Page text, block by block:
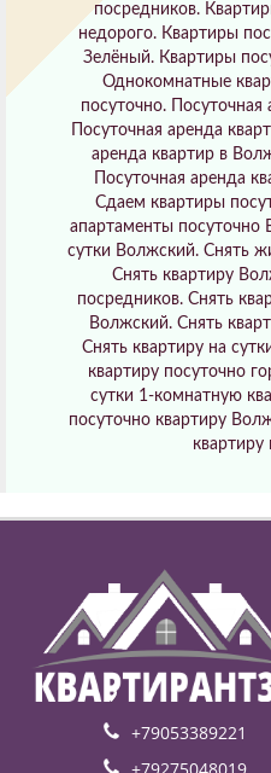
посредников.
недорого. Квартиры
Зелёный. Квартиры
Однокомнатные
посуточно.
Посуточная аренда
аренда квартир в
Посуточная аренда
Сдаем квартиры
апартаменты посуточно
сутки Волжский. Снять
Снять квартиру
посредников. Снять
Волжский. Снять
Снять квартиру на
квартиру посуточно
сутки 1-комнатную
посуточно квартиру
квартиру
+79053389221